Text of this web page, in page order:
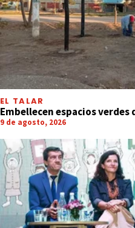
EL TALAR
Embellecen espacios verdes
9 de agosto, 2026